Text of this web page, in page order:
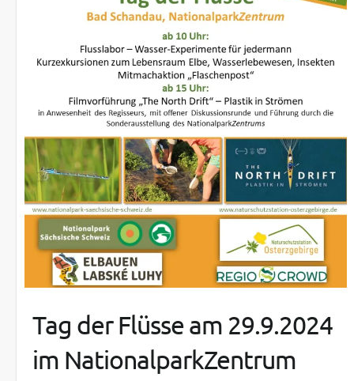
Tag der Flüsse am 29.9.2024
im NationalparkZentrum